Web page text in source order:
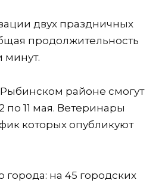
двух праздничных
продолжительность
минут.
районе смогут
по 11 мая. Ветеринары
которых опубликуют
на 45 городских